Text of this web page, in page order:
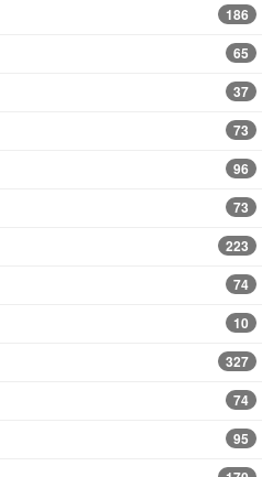
186
65
37
73
96
73
223
74
10
327
74
95